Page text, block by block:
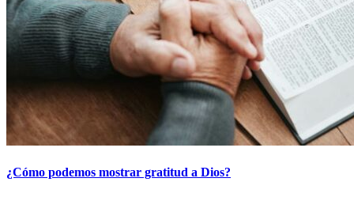
¿Cómo podemos mostrar gratitud a Dios?